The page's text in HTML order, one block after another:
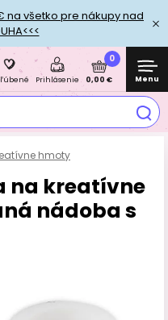
na všetko pre nákupy nad
Prihlásenie
0
0,00 € Menu
hmoty
na kreatívne
nádoba s